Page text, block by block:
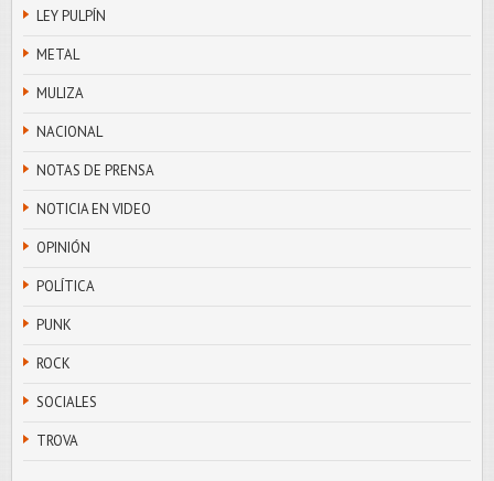
LEY PULPÍN
METAL
MULIZA
NACIONAL
NOTAS DE PRENSA
NOTICIA EN VIDEO
OPINIÓN
POLÍTICA
PUNK
ROCK
SOCIALES
TROVA